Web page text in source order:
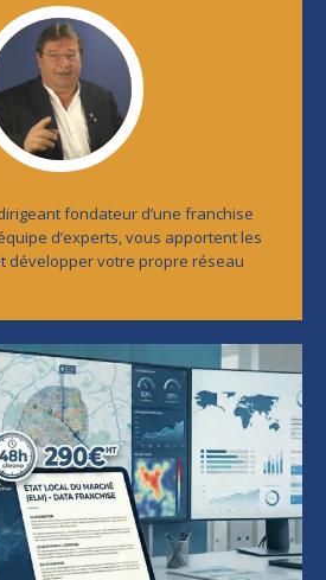
fondateur d’une franchise
d’experts, vous apportent les
développer votre propre réseau